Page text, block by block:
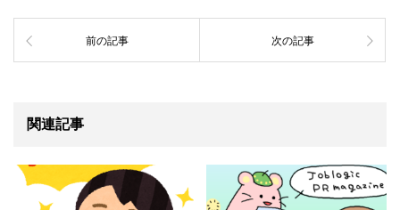
前の記事 次の記事
関連記事